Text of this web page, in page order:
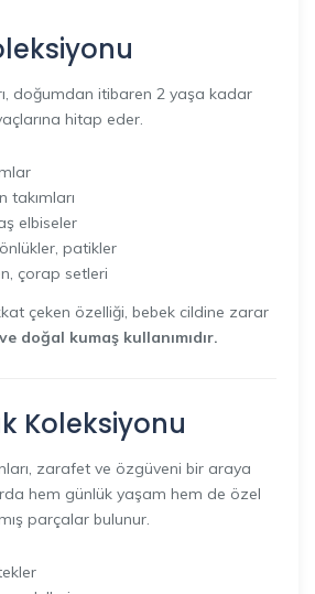
doğumdan itibaren 2 yaşa kadar
hitap eder.
takımları
elbiseler
patikler
çorap setleri
çeken özelliği, bebek cildine zarar
doğal kumaş kullanımıdır.
Koleksiyonu
zarafet ve özgüveni bir araya
hem günlük yaşam hem de özel
parçalar bulunur.